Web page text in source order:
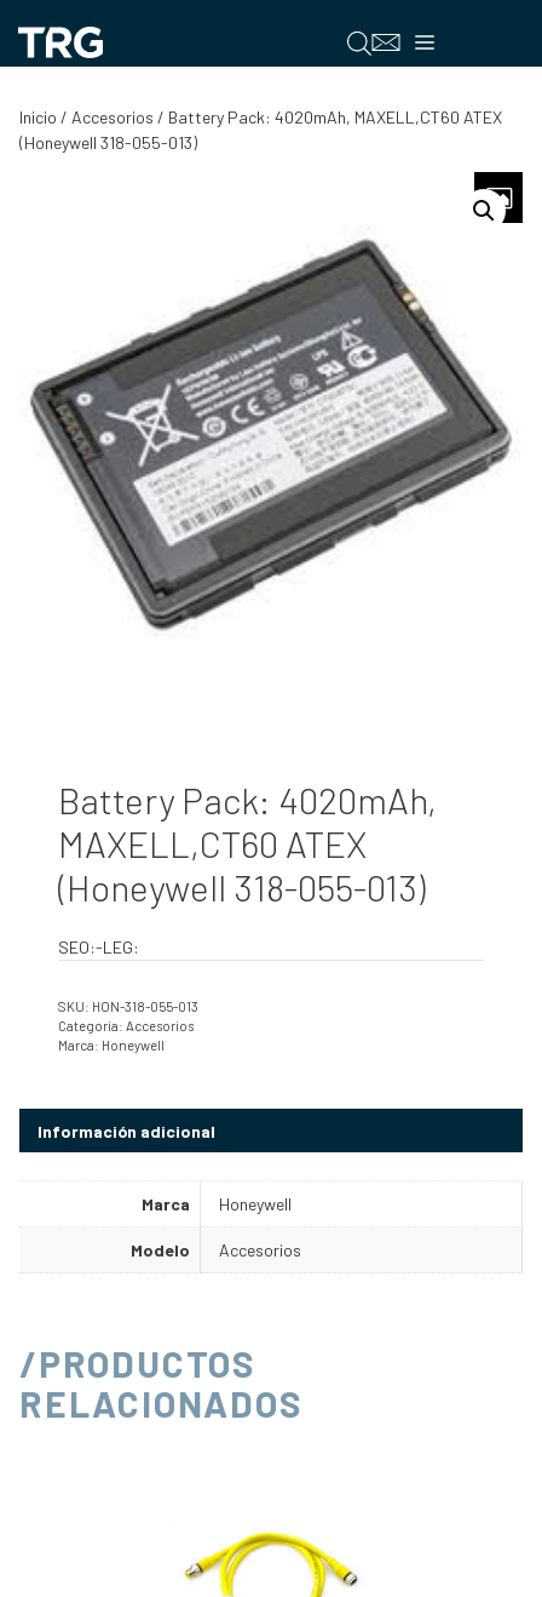
contenido
Menú
Inicio / Accesorios / Battery Pack: 4020mAh, MAXELL,CT60 ATEX
(Honeywell 318-055-013)
Battery Pack: 4020mAh,
MAXELL,CT60 ATEX
(Honeywell 318-055-013)
SEO:-LEG:
SKU: HON-318-055-013
Categoría: Accesorios
Marca: Honeywell
Información adicional
Marca Honeywell
Modelo Accesorios
/PRODUCTOS
RELACIONADOS